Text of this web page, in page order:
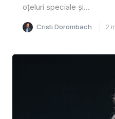
oțeluri speciale și...
Cristi Dorombach 2